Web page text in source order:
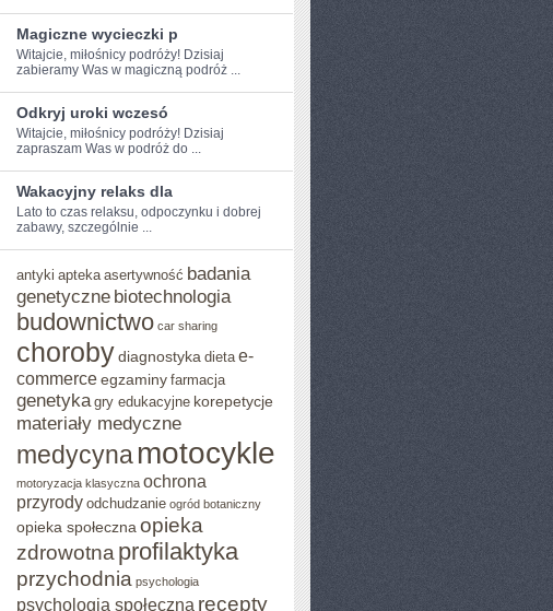
Magiczne wycieczki p
Witajcie, miłośnicy podróży!‌ Dzisiaj
⁢zabieramy Was w magiczną podróż ...
Odkryj uroki wczesó
Witajcie, miłośnicy podróży! Dzisiaj
zapraszam Was w podróż do ...
Wakacyjny relaks dla
Lato ⁢to czas ⁤relaksu, odpoczynku i dobrej
zabawy, szczególnie ...
antyki apteka asertywność badania
genetyczne biotechnologia
budownictwo car sharing
chorobydiagnostyka dieta e-
commerceegzaminy farmacja
genetyka gry edukacyjne korepetycje
materiały medyczne
medycynamotocykle
motoryzacja klasyczna ochrona
przyrody odchudzanie ogród botaniczny
opieka społeczna opieka
zdrowotna profilaktyka
przychodnia psychologia
psychologia społeczna recepty